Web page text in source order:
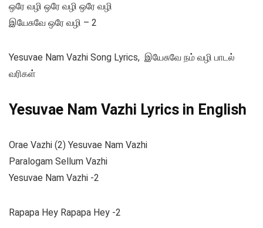
ஒரே வழி ஒரே வழி ஒரே வழி
இயேசுவே ஒரே வழி – 2
Yesuvae Nam Vazhi Song Lyrics, இயேசுவே நம் வழி பாடல்
வரிகள்
Yesuvae Nam Vazhi Lyrics in English
Orae Vazhi (2) Yesuvae Nam Vazhi
Paralogam Sellum Vazhi
Yesuvae Nam Vazhi -2
Rapapa Hey Rapapa Hey -2